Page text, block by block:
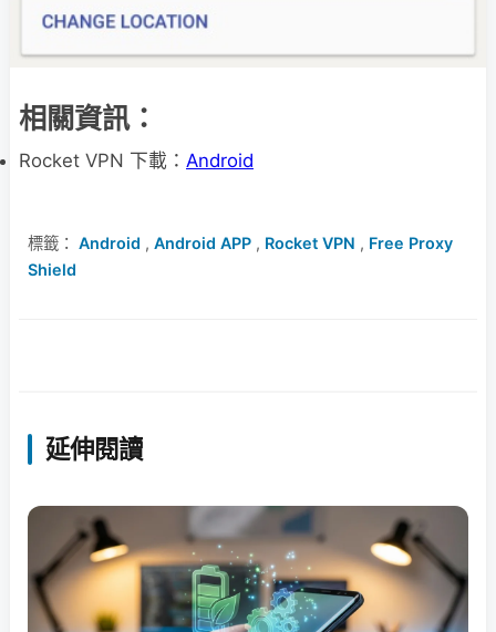
相關資訊：
Rocket VPN 下載： Android
標籤： Android , Android APP , Rocket VPN , Free Proxy
Shield
延伸閱讀